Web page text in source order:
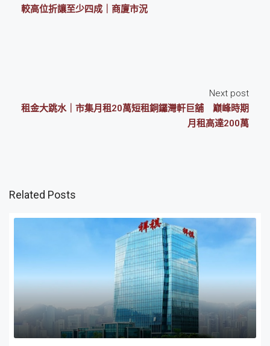
較高位折讓至少四成｜商廈市況
Next post
租金大跳水｜市集月租20萬短租銅鑼灣軒巨舖 巔峰時期
月租高達200萬
Related Posts